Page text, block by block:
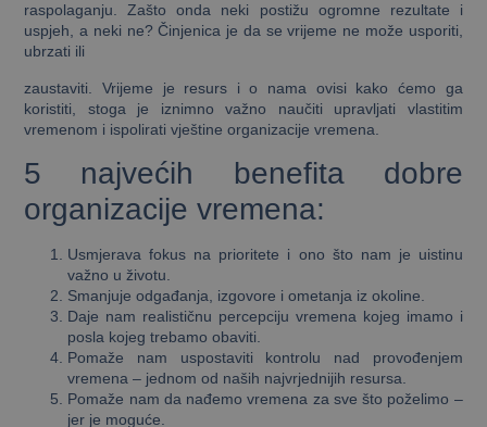
raspolaganju. Zašto onda neki postižu ogromne rezultate i
uspjeh, a neki ne? Činjenica je da se vrijeme ne može usporiti,
ubrzati ili
zaustaviti. Vrijeme je resurs i o nama ovisi kako ćemo ga
koristiti, stoga je iznimno važno naučiti upravljati vlastitim
vremenom i ispolirati vještine organizacije vremena.
5 najvećih benefita dobre
organizacije vremena:
Usmjerava fokus na prioritete i ono što nam je uistinu
važno u životu.
Smanjuje odgađanja, izgovore i ometanja iz okoline.
Daje nam realističnu percepciju vremena kojeg imamo i
posla kojeg trebamo obaviti.
Pomaže nam uspostaviti kontrolu nad provođenjem
vremena – jednom od naših najvrjednijih resursa.
Pomaže nam da nađemo vremena za sve što poželimo –
jer je moguće.